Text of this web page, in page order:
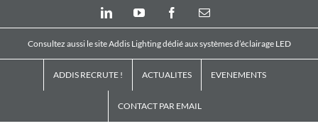
LinkedInYouTube FacebookEmail
Consultez aussi le site Addis Lighting dédié aux systèmes d’éclairage LED
ADDIS RECRUTE ! ACTUALITES EVENEMENTS
CONTACT PAR EMAIL